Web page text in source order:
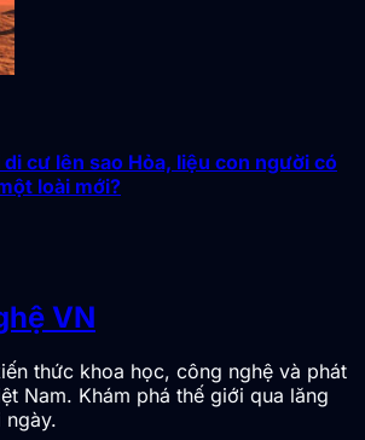
cư lên sao Hỏa, liệu con người có
loài mới?
VN
thức khoa học, công nghệ và phát
Nam. Khám phá thế giới qua lăng
ngày.